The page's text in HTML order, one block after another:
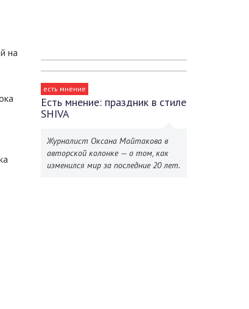
на
есть мнение
Есть мнение: праздник в стиле
SHIVA
Журналист Оксана Майтакова в
авторской колонке — о том, как
изменился мир за последние 20 лет.